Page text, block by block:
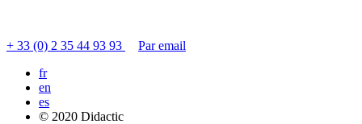
+ 33 (0) 2 35 44 93 93
Par email
fr
en
es
© 2020 Didactic